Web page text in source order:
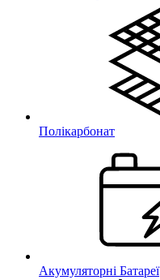
Полікарбонат
Акумуляторні Батареї